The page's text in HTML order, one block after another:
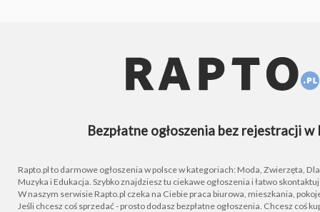
Bezpłatne ogłoszenia bez rejestracji w
Rapto.pl to darmowe ogłoszenia w polsce w kategoriach: Moda, Zwierzęta, Dla
Muzyka i Edukacja. Szybko znajdziesz tu ciekawe ogłoszenia i łatwo
W naszym serwisie Rapto.pl czeka na Ciebie praca biurowa, mieszkania,
Jeśli chcesz coś sprzedać - prosto dodasz bezpłatne ogłoszenia. Chcesz coś